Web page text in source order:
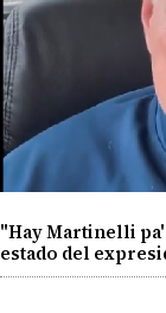
"Hay Martinelli
estado del